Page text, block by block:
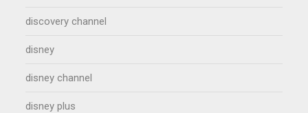
discovery channel
disney
disney channel
disney plus